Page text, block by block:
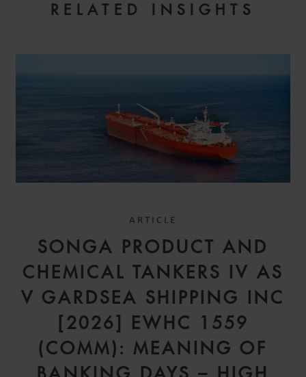
RELATED INSIGHTS
ARTICLE
SONGA PRODUCT AND
CHEMICAL TANKERS IV AS
V GARDSEA SHIPPING INC
[2026] EWHC 1559
(COMM): MEANING OF